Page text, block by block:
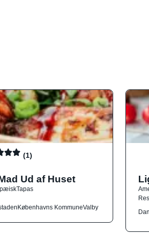
(1)
Ud af Huset
Tapas
Københavns KommuneValby